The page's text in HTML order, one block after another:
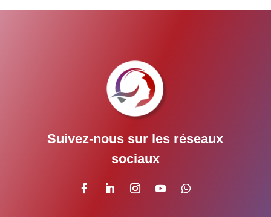
Suivez-nous sur les réseaux
sociaux